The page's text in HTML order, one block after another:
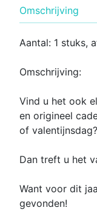
Omschrijving
Aantal: 1 stuks,
Omschrijving:
Vind u het ook
en origineel
of valentijnsdag?
Dan treft u het
Want voor dit
gevonden!